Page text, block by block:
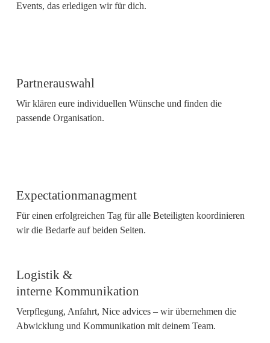
Events, das erledigen wir für dich.
Partnerauswahl
Wir klären eure individuellen Wünsche und finden die
passende Organisation.
Expectationmanagment
Für einen erfolgreichen Tag für alle Beteiligten koordinieren
wir die Bedarfe auf beiden Seiten.
Logistik &
interne Kommunikation
Verpflegung, Anfahrt, Nice advices – wir übernehmen die
Abwicklung und Kommunikation mit deinem Team.